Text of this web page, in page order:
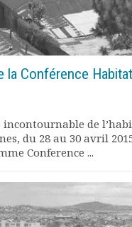
la Conférence
incontournable de
du 28 au 30 avril
Conference ...